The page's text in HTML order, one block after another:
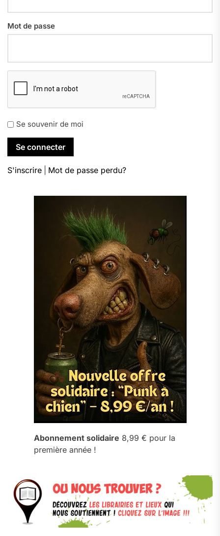
Mot de passe
Se souvenir de moi
S'inscrire Mot de passe perdu?
Abonnement solidaire 8,99 € pour la
première année !